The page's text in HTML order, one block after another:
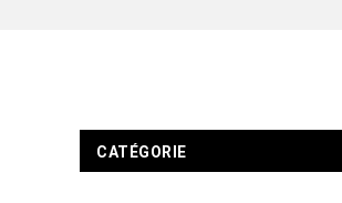
CATÉGORIE